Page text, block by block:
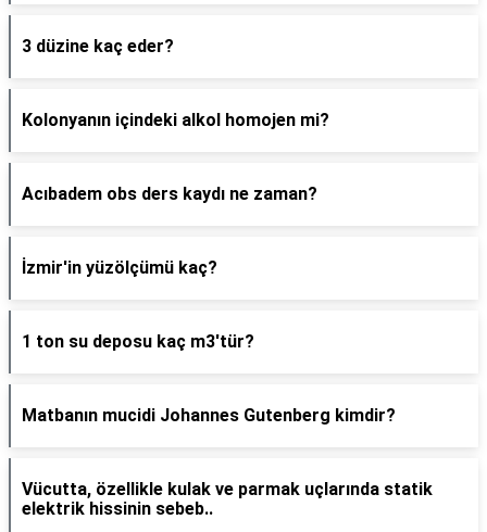
3 düzine kaç eder?
Kolonyanın içindeki alkol homojen mi?
Acıbadem obs ders kaydı ne zaman?
İzmir'in yüzölçümü kaç?
1 ton su deposu kaç m3'tür?
Matbanın mucidi Johannes Gutenberg kimdir?
Vücutta, özellikle kulak ve parmak uçlarında statik
elektrik hissinin sebeb..